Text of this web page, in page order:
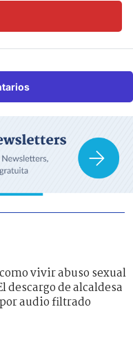
vivir abuso sexual
de alcaldesa
audio filtrado